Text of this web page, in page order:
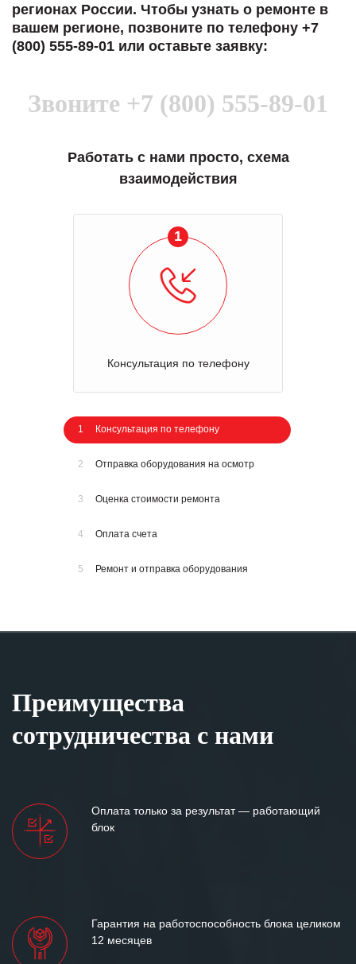
регионах России. Чтобы узнать о ремонте в
вашем регионе, позвоните по телефону +7
(800) 555-89-01 или оставьте заявку:
Звоните +7 (800) 555-89-01
Работать с нами просто, схема
взаимодействия
1
Консультация по телефону
1 Консультация по телефону
2 Отправка оборудования на осмотр
3 Оценка стоимости ремонта
4 Оплата счета
5 Ремонт и отправка оборудования
Преимущества
сотрудничества с нами
Оплата только за результат — работающий
блок
Гарантия на работоспособность блока целиком
12 месяцев